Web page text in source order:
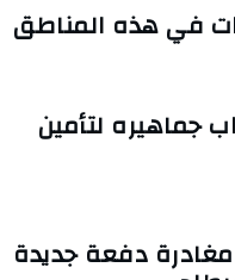
في هذه المناطق
جماهيره لتأمين
دفعة جديدة